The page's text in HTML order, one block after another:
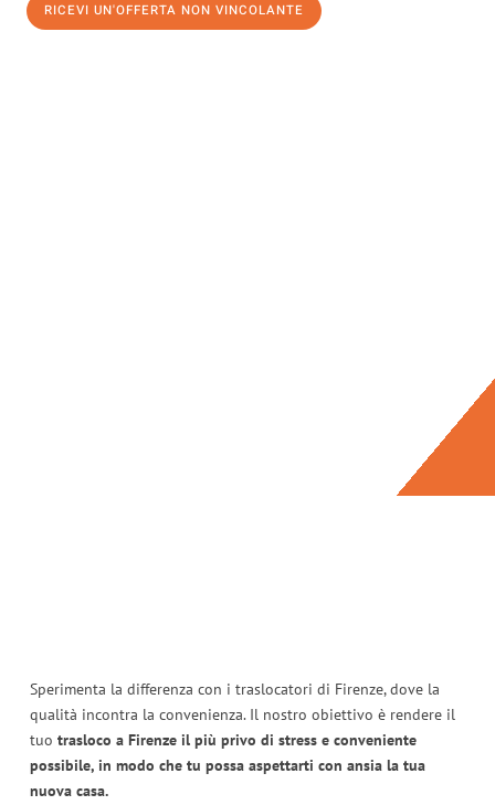
RICEVI UN'OFFERTA NON VINCOLANTE
Sperimenta la differenza con i traslocatori di Firenze, dove la
qualità incontra la convenienza. Il nostro obiettivo è rendere il
tuo trasloco a Firenze il più privo di stress e conveniente
possibile, in modo che tu possa aspettarti con ansia la tua
nuova casa.